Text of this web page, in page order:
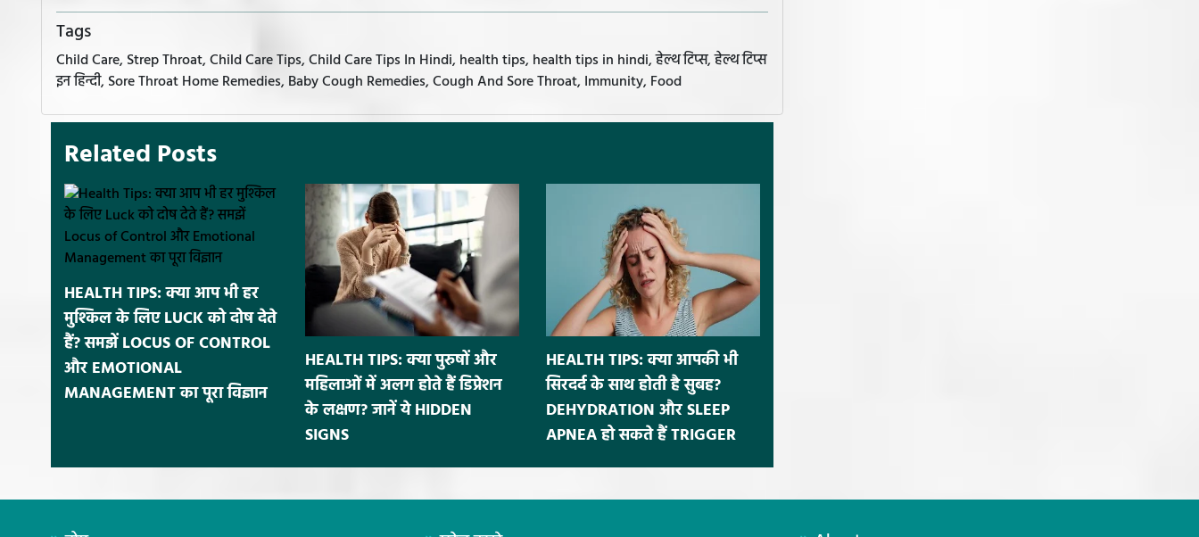
Tags
Child Care, Strep Throat, Child Care Tips, Child Care Tips In Hindi, health tips, health tips in hindi, हेल्थ टिप्स, हेल्थ टिप्स
इन हिन्दी, Sore Throat Home Remedies, Baby Cough Remedies, Cough And Sore Throat, Immunity, Food
Related Posts
HEALTH TIPS: क्या आप भी हर
मुश्किल के लिए LUCK को दोष देते
हैं? समझें LOCUS OF CONTROL
और EMOTIONAL
MANAGEMENT का पूरा विज्ञान
HEALTH TIPS: क्या पुरुषों और
महिलाओं में अलग होते हैं डिप्रेशन
के लक्षण? जानें ये HIDDEN
SIGNS
HEALTH TIPS: क्या आपकी भी
सिरदर्द के साथ होती है सुबह?
DEHYDRATION और SLEEP
APNEA हो सकते हैं TRIGGER